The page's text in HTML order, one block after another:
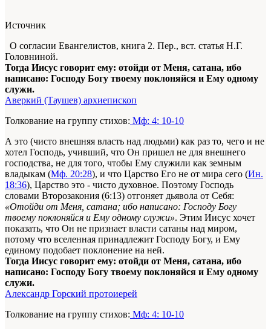
Источник
О согласии Евангелистов, книга 2. Пер., вст. статья Н.Г.
Головниной.
Тогда Иисус говорит ему: отойди от Меня, сатана, ибо
написано: Господу Богу твоему поклоняйся и Ему одному
служи.
Аверкий (Таушев) архиепископ
Толкование на группу стихов: Мф: 4: 10-10
А это (чисто внешняя власть над людьми) как раз то, чего и не
хотел Господь, учивший, что Он пришел не для внешнего
господства, не для того, чтобы Ему служили как земным
владыкам (Мф. 20:28), и что Царство Его не от мира сего (Ин.
18:36), Царство это - чисто духовное. Поэтому Господь
словами Второзакония (6:13) отгоняет дьявола от Себя:
«Отойди от Меня, сатана; ибо написано: Господу Богу
твоему поклоняйся и Ему одному служи». Этим Иисус хочет
показать, что Он не признает власти сатаны над миром,
потому что вселенная принадлежит Господу Богу, и Ему
единому подобает поклонение на ней.
Тогда Иисус говорит ему: отойди от Меня, сатана, ибо
написано: Господу Богу твоему поклоняйся и Ему одному
служи.
Александр Горский протоиерей
Толкование на группу стихов: Мф: 4: 10-10